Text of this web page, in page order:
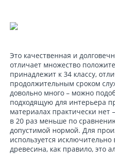
Это качественная и
отличает множество
принадлежит к 34 классу,
продолжительным сроком
довольно много – можно
подходящую для интерьера
материалах практически нет
в 20 раз меньше по
допустимой нормой. Для
используется исключительно
древесина, как правило, это